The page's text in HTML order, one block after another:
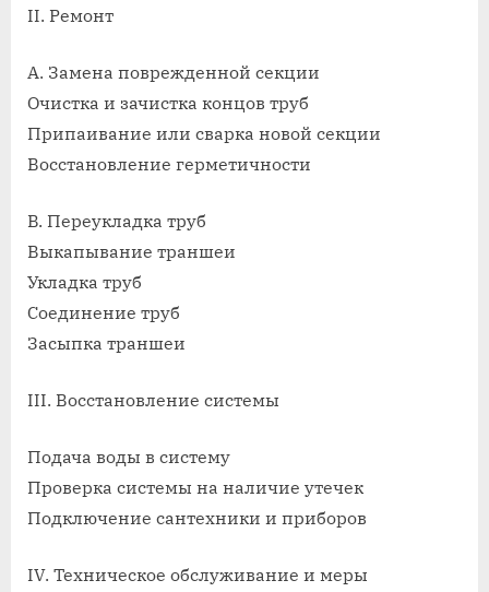
II. Ремонт
A. Замена поврежденной секции
Очистка и зачистка концов труб
Припаивание или сварка новой секции
Восстановление герметичности
B. Переукладка труб
Выкапывание траншеи
Укладка труб
Соединение труб
Засыпка траншеи
III. Восстановление системы
Подача воды в систему
Проверка системы на наличие утечек
Подключение сантехники и приборов
IV. Техническое обслуживание и меры